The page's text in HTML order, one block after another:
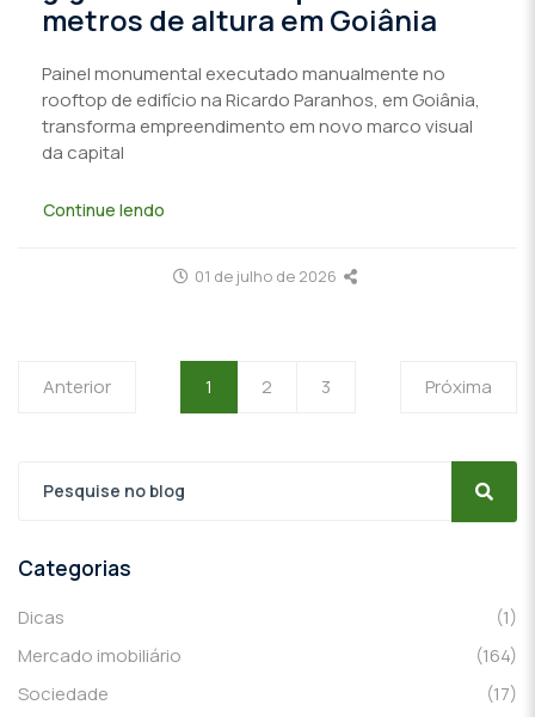
metros de altura em Goiânia
Painel monumental executado manualmente no
rooftop de edifício na Ricardo Paranhos, em Goiânia,
transforma empreendimento em novo marco visual
da capital
Continue lendo
01 de julho de 2026
Anterior 1 2 3 Próxima
Categorias
Dicas
(1)
Mercado imobiliário
(164)
Sociedade
(17)